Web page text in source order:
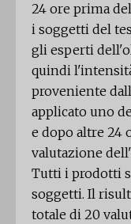
24 ore prima
i soggetti del
gli esperti
quindi
proveniente
applicato uno
e dopo altre 24
valutazione
Tutti i prodotti
soggetti. Il
totale di 20